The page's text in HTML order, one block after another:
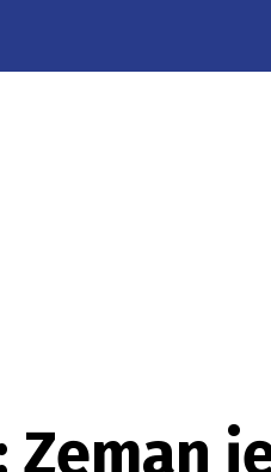
Zeman